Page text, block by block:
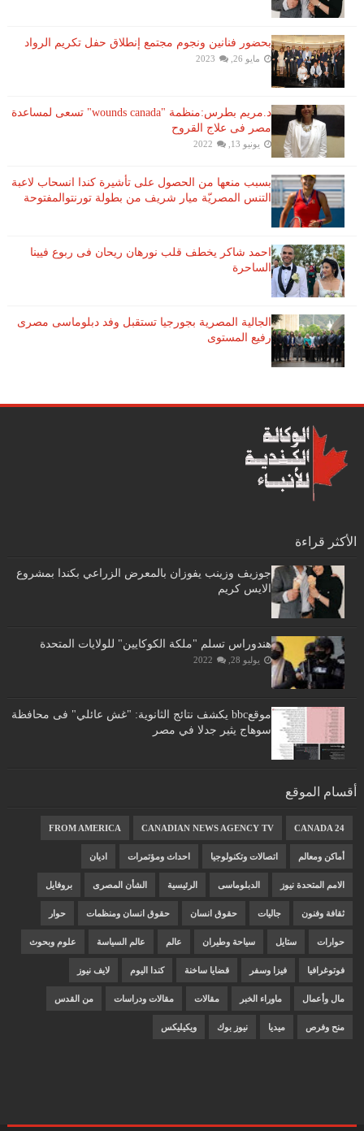
بحضور فنانين ونجوم مجتمع إنطلاق حفل تكريم الرواد
مايو 26, 2023
د.مريم بطرس:منظمة "wounds canada" تسعى لمساعدة
مصر فى علاج القروح
يونيو 13, 2022
بسبب منعها من الحصول على تأشيرة كندا انسحاب لاعبة ​
التنس​ المصريّة ​ميار شريف​ من بطولة ​تورنتو​المفتوحة
احمد شاكر يخطف قلب نورهان ريحان فى ربوع فيينا
الساحرة
الجالية المصرية بجورجيا تستقبل وفد دبلوماسى مصرى
رفيع المستوى
الأكثر قراءة
جوزيف وزينب يفوزان بالمعرض الزراعي بكندا بمشروع
الايس كريم
هندوراس تسلم "ملكة الكوكايين" للولايات المتحدة
يوليو 28, 2022
موقعbbc يكشف نتائج الثانوية: "غش عائلي" فى محافظة
سوهاج يثير جدلا في مصر
أقسام الموقع
CANADA 24
CANADIAN NEWS AGENCY TV
FROM AMERICA
أماكن ومعالم اتصالات وتكنولوجيا احداث ومؤتمرات اديان
الامم المتحدة نيوز الدبلوماسى الرئيسية الشأن المصرى بروفايل
ثقافة وفنون جاليات حقوق انسان حقوق انسان ومنظمات حوار
حوارات ستايل سياحة وطيران عالم عالم السياسة علوم وبحوث
فوتوغرافيا فيزا وسفر قضايا ساخنة كندا اليوم لايف نيوز
مال وأعمال ماوراء الخبر مقالات مقالات ودراسات من القدس
منح وفرص ميديا نيوز بوك ويكيليكس